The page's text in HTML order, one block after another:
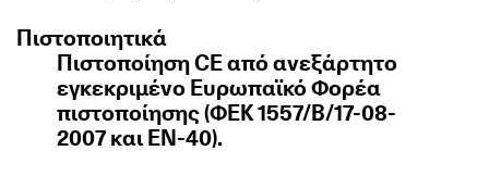
Πιστοποιητικά
Πιστοποίηση CE από ανεξάρτητο
εγκεκριμένο Ευρωπαϊκό Φορέα
πιστοποίησης (ΦΕΚ 1557/Β/17-08-
2007 και ΕΝ-40).